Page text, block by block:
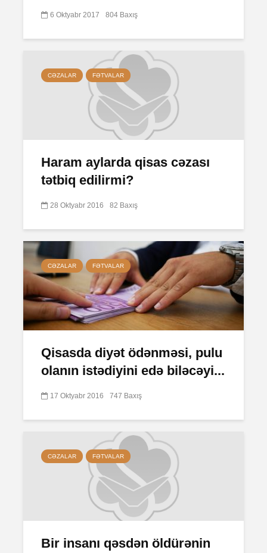
6 Oktyabr 2017 804 Baxış
CƏZALAR FƏTVALAR
Haram aylarda qisas cəzası
tətbiq edilirmi?
28 Oktyabr 2016 82 Baxış
CƏZALAR FƏTVALAR
Qisasda diyət ödənməsi, pulu
olanın istədiyini edə biləcəyi...
17 Oktyabr 2016 747 Baxış
CƏZALAR FƏTVALAR
Bir insanı qəsdən öldürənin